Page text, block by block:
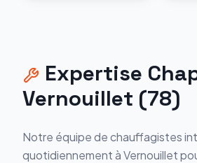
Expertise
Vernouillet (78)
Notre équipe de chauffagistes
quotidiennement àVernouillet